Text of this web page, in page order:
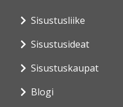
Sisustusliike
Sisustusideat
Sisustuskaupat
Blogi